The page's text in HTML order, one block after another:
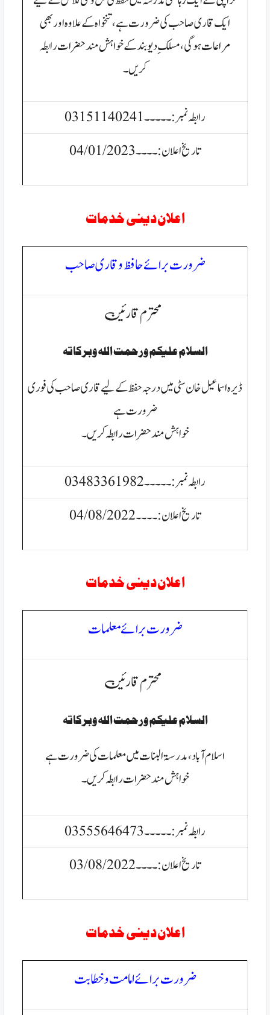
ایک قاری صاحب کی ضرورت ہے، تنخواہ کے علاوہ اور بھی
مراعات ہوگی، مسلکِ دیوبندکےخواہش مند حضرات رابطہ
کریں۔
رابطہ نمبر:۔۔۔۔۔03151140241
تاریخ اعلان:۔۔۔۔04/01/2023
اعلان دینی خدمات
ضرورت برائے حافظ و قاری صاحب
محترم قارئین
السلام عليكم ورحمت الله وبركاتہ
ڈیرہ اسماعیل خان سٹی میں درجہ حفظ کے لیے قاری صاحب کی فوری
ضرورت ہے
خواہش مند حضرات رابطہ کریں۔
رابطہ نمبر:۔۔۔۔۔03483361982
تاریخ اعلان:۔۔۔۔04/08/2022
اعلان دینی خدمات
ضرورت برائے معلمات
محترم قارئین
السلام عليكم ورحمت الله وبركاتہ
اسلام آباد ،مدرسۃ البنات میں معلمات کی ضرورت ہے
خواہش مند حضرات رابطہ کریں۔
رابطہ نمبر:۔۔۔۔۔03555646473
تاریخ اعلان:۔۔۔۔03/08/2022
اعلان دینی خدمات
ضرورت برائے امامت وخطابت